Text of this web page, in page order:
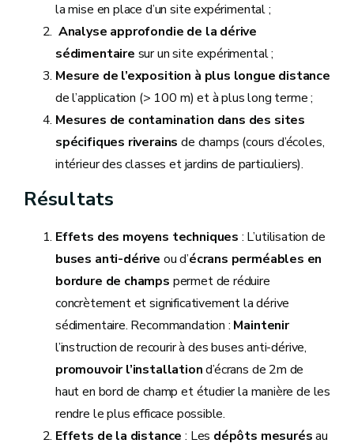
la mise en place d’un site expérimental ;
Analyse approfondie de la dérive
sédimentaire sur un site expérimental ;
Mesure de l’exposition à plus longue distance
de l’application (> 100 m) et à plus long terme ;
Mesures de contamination dans des sites
spécifiques riverains de champs (cours d’écoles,
intérieur des classes et jardins de particuliers).
Résultats
Effets des moyens techniques : L’utilisation de
buses anti-dérive ou d’écrans perméables en
bordure de champs permet de réduire
concrètement et significativement la dérive
sédimentaire. Recommandation : Maintenir
l’instruction de recourir à des buses anti-dérive,
promouvoir l’installationd’écrans de 2m de
haut en bord de champ et étudier la manière de les
rendre le plus efficace possible.
Effets de la distance : Les dépôts mesurésau